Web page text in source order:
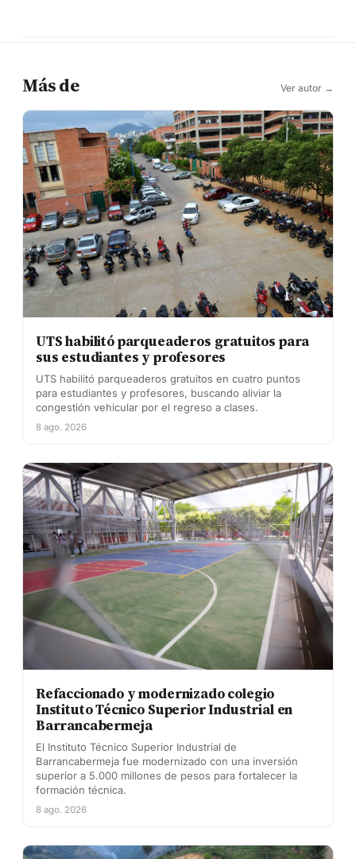
Más de Ver autor →
UTS habilitó parqueaderos gratuitos para
sus estudiantes y profesores
UTS habilitó parqueaderos gratuitos en cuatro puntos
para estudiantes y profesores, buscando aliviar la
congestión vehicular por el regreso a clases.
8 ago. 2026
Refaccionado y modernizado colegio
Instituto Técnico Superior Industrial en
Barrancabermeja
El Instituto Técnico Superior Industrial de
Barrancabermeja fue modernizado con una inversión
superior a 5.000 millones de pesos para fortalecer la
formación técnica.
8 ago. 2026